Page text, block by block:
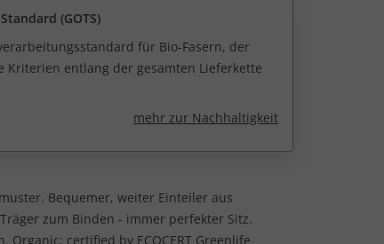
(GOTS)
für Bio-Fasern, der
Kriterien entlang der gesamten Lieferkette
mehr zur Nachhaltigkeit
Bequemer, weiter Einteiler aus
zum Binden - immer perfekter Sitz.
certified by ECOCERT Greenlife